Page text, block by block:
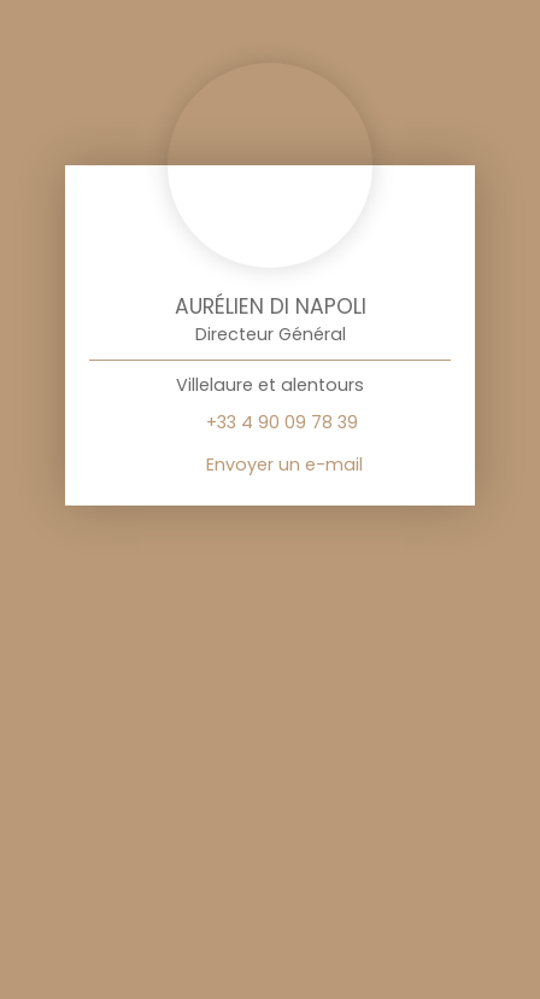
AURÉLIEN DI NAPOLI
Directeur Général
Villelaure et alentours
+33 4 90 09 78 39
Envoyer un e-mail